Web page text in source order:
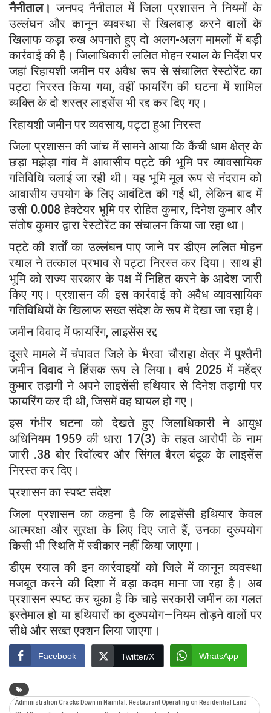
नैनीताल। जनपदनैनीतालमें जिला प्रशासन ने नियमों के
उल्लंघन और कानून व्यवस्था से खिलवाड़ करने वालों के
खिलाफ कड़ा रुख अपनाते हुए दो अलग-अलग मामलों में बड़ी
कार्रवाई की है। जिलाधिकारीललित मोहन रयालके निर्देश पर
जहां रिहायशी जमीन पर अवैध रूप से संचालित रेस्टोरेंट का
पट्टा निरस्त किया गया, वहीं फायरिंग की घटना में शामिल
व्यक्ति के दो शस्त्र लाइसेंस भी रद्द कर दिए गए।
रिहायशी जमीन पर व्यवसाय, पट्टा हुआ निरस्त
जिला प्रशासन की जांच में सामने आया कि कैंची धाम क्षेत्र के
छड़ा मझेड़ा गांव में आवासीय पट्टे की भूमि पर व्यावसायिक
गतिविधि चलाई जा रही थी। यह भूमि मूल रूप से नंदराम को
आवासीय उपयोग के लिए आवंटित की गई थी, लेकिन बाद में
उसी 0.008 हेक्टेयर भूमि पर रोहित कुमार, दिनेश कुमार और
संतोष कुमार द्वारा रेस्टोरेंट का संचालन किया जा रहा था।
पट्टे की शर्तों का उल्लंघन पाए जाने पर डीएमललित मोहन
रयालने तत्काल प्रभाव से पट्टा निरस्त कर दिया। साथ ही
भूमि को राज्य सरकार के पक्ष में निहित करने के आदेश जारी
किए गए। प्रशासन की इस कार्रवाई को अवैध व्यावसायिक
गतिविधियों के खिलाफ सख्त संदेश के रूप में देखा जा रहा है।
जमीन विवाद में फायरिंग, लाइसेंस रद्द
दूसरे मामले मेंचंपावतजिले के भैरवा चौराहा क्षेत्र में पुश्तैनी
जमीन विवाद ने हिंसक रूप ले लिया। वर्ष 2025 में महेंद्र
कुमार तड़ागी ने अपने लाइसेंसी हथियार से दिनेश तड़ागी पर
फायरिंग कर दी थी, जिसमें वह घायल हो गए।
इस गंभीर घटना को देखते हुए जिलाधिकारी ने आयुध
अधिनियम 1959 की धारा 17(3) के तहत आरोपी के नाम
जारी .38 बोर रिवॉल्वर और सिंगल बैरल बंदूक के लाइसेंस
निरस्त कर दिए।
प्रशासन का स्पष्ट संदेश
जिला प्रशासन का कहना है कि लाइसेंसी हथियार केवल
आत्मरक्षा और सुरक्षा के लिए दिए जाते हैं, उनका दुरुपयोग
किसी भी स्थिति में स्वीकार नहीं किया जाएगा।
डीएम रयाल की इन कार्रवाइयों को जिले में कानून व्यवस्था
मजबूत करने की दिशा में बड़ा कदम माना जा रहा है। अब
प्रशासन स्पष्ट कर चुका है कि चाहे सरकारी जमीन का गलत
इस्तेमाल हो या हथियारों का दुरुपयोग—नियम तोड़ने वालों पर
सीधे और सख्त एक्शन लिया जाएगा।
Facebook Twitter/X WhatsApp
Administration Cracks Down in Nainital: Restaurant Operating on Residential Land